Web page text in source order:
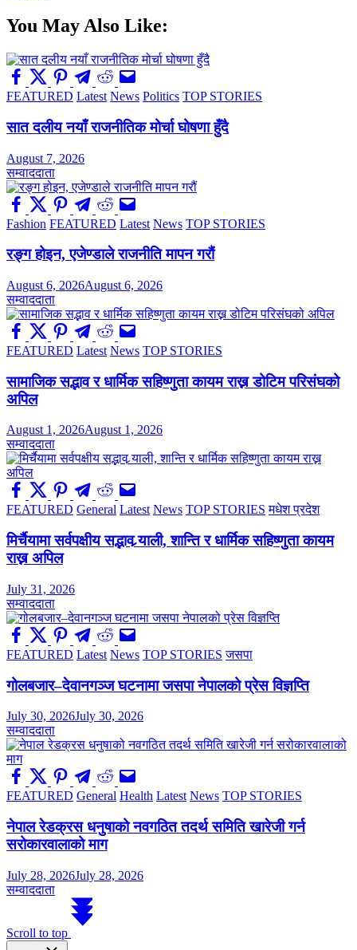
You May Also Like:
FEATURED Latest News Politics TOP STORIES
सात दलीय नयाँ राजनीतिक मोर्चा घोषणा हुँदै
August 7, 2026
सम्वाददाता
Fashion FEATURED Latest News TOP STORIES
रङ्ग होइन, एजेण्डाले राजनीति मापन गरौं
August 6, 2026August 6, 2026
सम्वाददाता
FEATURED Latest News TOP STORIES
सामाजिक सद्भाव र धार्मिक सहिष्णुता कायम राख्न डोटिम परिसंघको
अपिल
August 1, 2026August 1, 2026
सम्वाददाता
FEATURED General Latest News TOP STORIES मधेश प्रदेश
मिर्चैयामा सर्वपक्षीय सद्भाव र्‍याली, शान्ति र धार्मिक सहिष्णुता कायम
राख्न अपिल
July 31, 2026
सम्वाददाता
FEATURED Latest News TOP STORIES जसपा
गोलबजार–देवानगञ्ज घटनामा जसपा नेपालको प्रेस विज्ञप्ति
July 30, 2026July 30, 2026
सम्वाददाता
FEATURED General Health Latest News TOP STORIES
नेपाल रेडक्रस धनुषाको नवगठित तदर्थ समिति खारेजी गर्न
सरोकारवालाको माग
July 28, 2026July 28, 2026
सम्वाददाता
Scroll to top